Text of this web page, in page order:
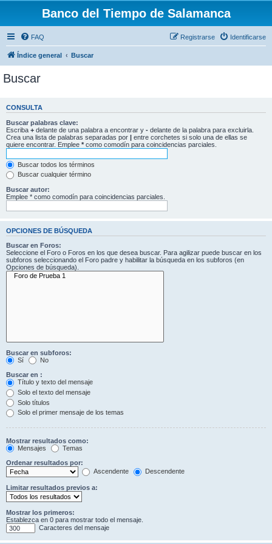
Banco del Tiempo de Salamanca
FAQ Identificarse
Registrarse
Índice general Buscar
Buscar
CONSULTA
Buscar palabras clave:
Escriba + delante de una palabra a encontrar y - delante de la palabra para excluirla.
Crea una lista de palabras separadas por | entre corchetes si solo una de ellas se
quiere encontrar. Emplee * como comodín para coincidencias parciales.
Buscar todos los términos
Buscar cualquier término
Buscar autor:
Emplee * como comodín para coincidencias parciales.
OPCIONES DE BÚSQUEDA
Buscar en Foros:
Seleccione el Foro o Foros en los que desea buscar. Para agilizar puede buscar en los
subforos seleccionando el Foro padre y habilitar la búsqueda en los subforos (en
Opciones de búsqueda).
Buscar en subforos:
Sí
No
Buscar en :
Título y texto del mensaje
Solo el texto del mensaje
Solo títulos
Solo el primer mensaje de los temas
Mostrar resultados como:
Mensajes
Temas
Ordenar resultados por:
Ascendente
Descendente
Limitar resultados previos a:
Mostrar los primeros:
Establezca en 0 para mostrar todo el mensaje.
Caracteres del mensaje